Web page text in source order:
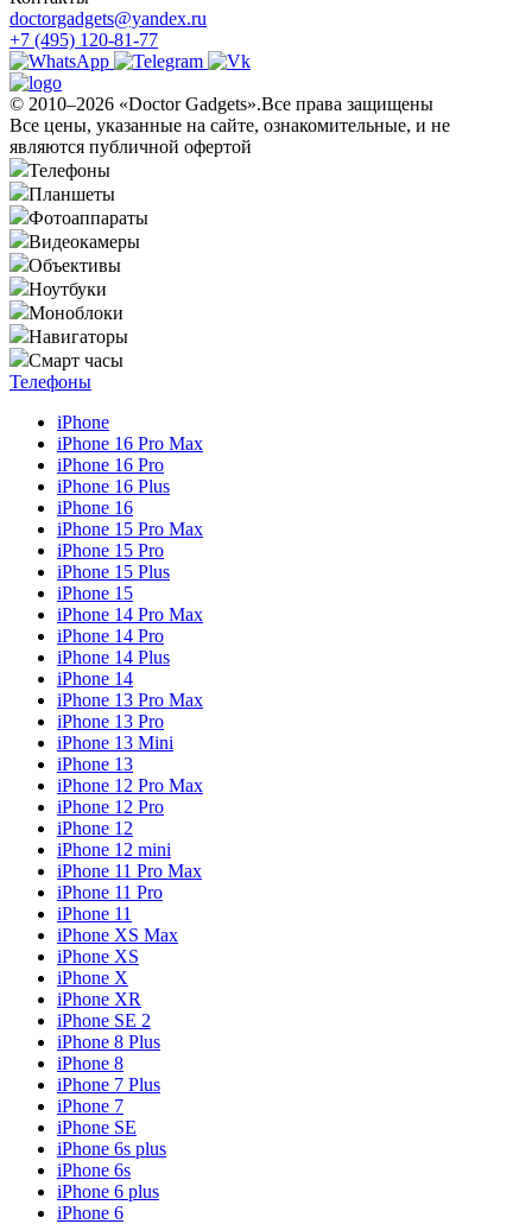
doctorgadgets@yandex.ru
+7 (495) 120-81-77
© 2010–2026 «Doctor Gadgets».Все права защищены
Все цены, указанные на сайте, ознакомительные, и не
являются публичной офертой
Телефоны
Планшеты
Фотоаппараты
Видеокамеры
Объективы
Ноутбуки
Моноблоки
Навигаторы
Смарт часы
Телефоны
iPhone
iPhone 16 Pro Max
iPhone 16 Pro
iPhone 16 Plus
iPhone 16
iPhone 15 Pro Max
iPhone 15 Pro
iPhone 15 Plus
iPhone 15
iPhone 14 Pro Max
iPhone 14 Pro
iPhone 14 Plus
iPhone 14
iPhone 13 Pro Max
iPhone 13 Pro
iPhone 13 Mini
iPhone 13
iPhone 12 Pro Max
iPhone 12 Pro
iPhone 12
iPhone 12 mini
iPhone 11 Pro Max
iPhone 11 Pro
iPhone 11
iPhone XS Max
iPhone XS
iPhone X
iPhone XR
iPhone SE 2
iPhone 8 Plus
iPhone 8
iPhone 7 Plus
iPhone 7
iPhone SE
iPhone 6s plus
iPhone 6s
iPhone 6 plus
iPhone 6